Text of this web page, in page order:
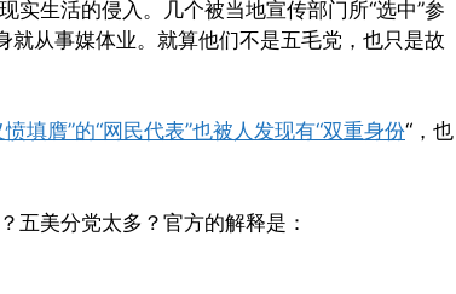
实生活的侵入。几个被当地宣传部门所“选中”参
就从事媒体业。就算他们不是五毛党，也只是故
填膺”的“网民代表”也被人发现有“双重身份“，也
五美分党太多？官方的解释是：